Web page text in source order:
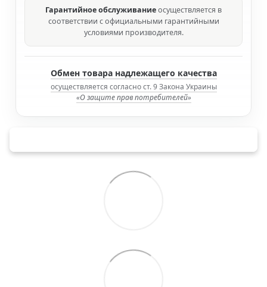
Гарантийное обслуживаниеосуществляется в
соответствии с официальными гарантийными
условиями производителя.
Обмен товара надлежащего качества
осуществляется согласно ст. 9 Закона Украины
«О защите прав потребителей»